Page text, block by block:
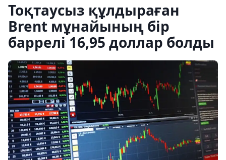
Тоқтаусыз құлдыраған
Brent мұнайының бір
баррелі 16,95 доллар болды